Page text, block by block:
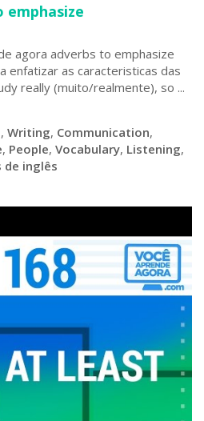
emphasize
agora adverbs to emphasize
enfatizar as caracteristicas das
really (muito/realmente), so ...
, Writing, Communication,
, People, Vocabulary, Listening,
de inglês